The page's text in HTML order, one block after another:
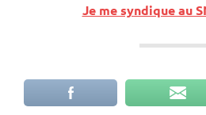
Je me syndique au